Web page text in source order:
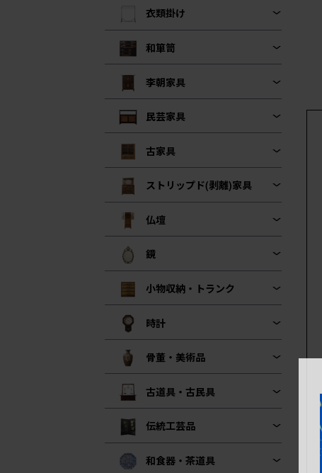
衣類掛け
和箪笥
李朝家具
民芸家具
古家具
ストリップド(剥離)家具
仏壇
鏡
小物収納・トランク
時計
骨董・美術品
古道具・古民具
伝統工芸品
和食器・茶道具